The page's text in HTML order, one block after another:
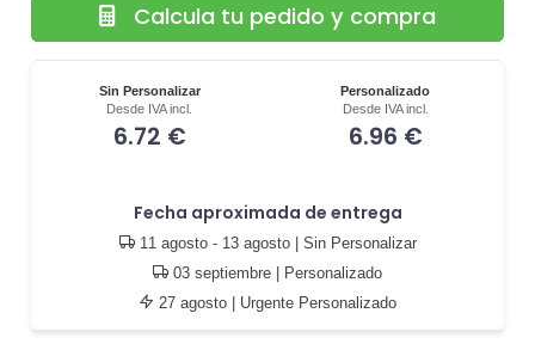
Sin Personalizar
Desde IVA incl.
6.72 €
Personalizado
Desde IVA incl.
6.96 €
Fecha aproximada de entrega
11 agosto - 13 agosto| Sin Personalizar
03 septiembre | Personalizado
27 agosto | Urgente Personalizado
Calcula tu pedido y compra